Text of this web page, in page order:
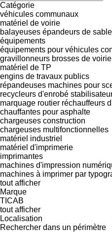
Catégorie
véhicules communaux
matériel de voirie
balayeuses épandeurs de sable
équipements
équipements pour véhicules
gravillonneurs brosses de voirie
matériel de TP
engins de travaux publics
répandeuses machines pour
recycleurs d'enrobé
marquage routier réchauffeurs
chauffantes pour asphalte
chargeuses construction
chargeuses multifonctionnelles
matériel industriel
matériel d'imprimerie
imprimantes
machines d'impression
machines à imprimer par
tout afficher
Marque
TICAB
tout afficher
Localisation
Rechercher dans un périmètre